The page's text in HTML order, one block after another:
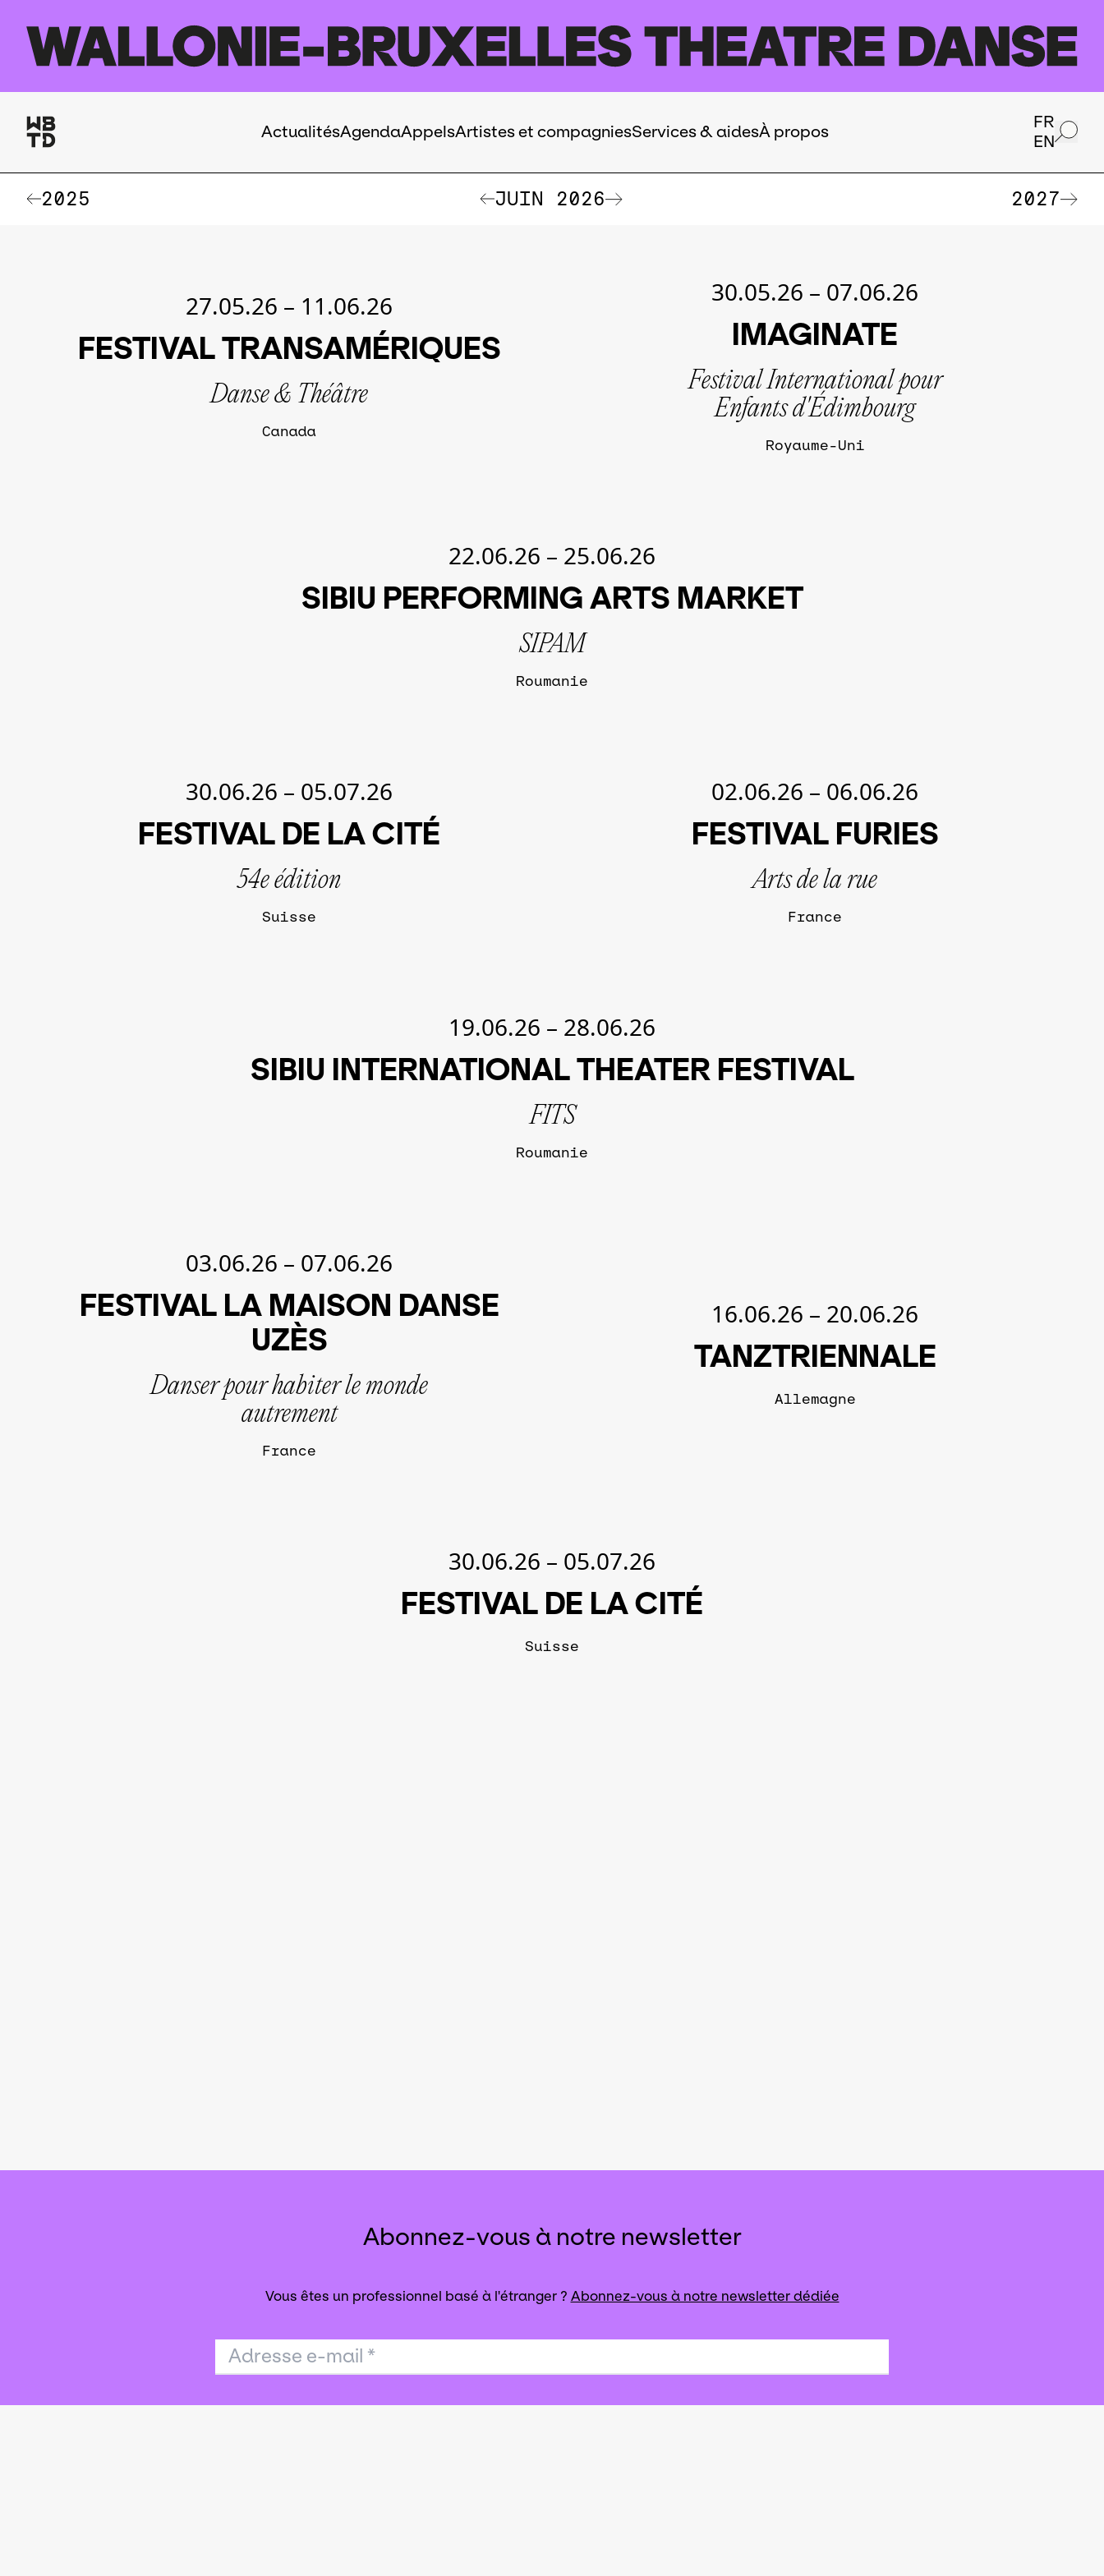
Navigation
ActualitésAgendaAppelsArtistes et compagniesServices & aidesÀ propos
FR
EN
2025 JUIN 2026 2027
27.05.26 – 11.06.26
FESTIVAL TRANSAMÉRIQUES
Danse & Théâtre
Canada
30.05.26 – 07.06.26
IMAGINATE
Festival International pour
Enfants d'Édimbourg
Royaume-Uni
22.06.26 – 25.06.26
SIBIU PERFORMING ARTS MARKET
SIPAM
Roumanie
30.06.26 – 05.07.26
FESTIVAL DE LA CITÉ
54e édition
Suisse
02.06.26 – 06.06.26
FESTIVAL FURIES
Arts de la rue
France
19.06.26 – 28.06.26
SIBIU INTERNATIONAL THEATER FESTIVAL
FITS
Roumanie
03.06.26 – 07.06.26
FESTIVAL LA MAISON DANSE
UZÈS
Danser pour habiter le monde
autrement
France
16.06.26 – 20.06.26
TANZTRIENNALE
Allemagne
30.06.26 – 05.07.26
FESTIVAL DE LA CITÉ
Suisse
Abonnez-vous à notre newsletter
Vous êtes un professionnel basé à l'étranger ? Abonnez-vous à notre newsletter dédiée
Adresse e-mail *